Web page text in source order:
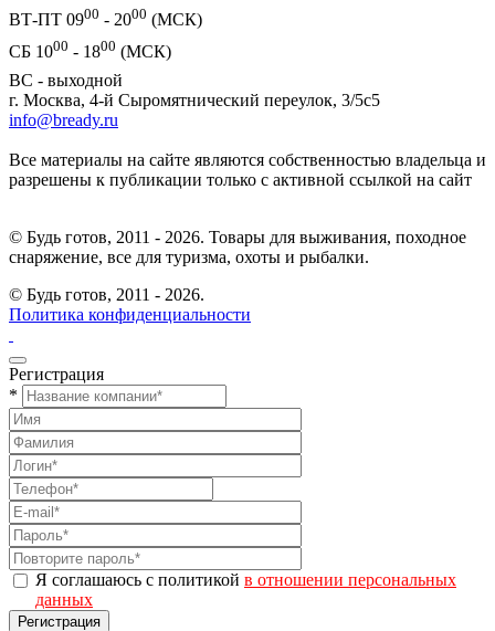
ВТ-ПТ 0900 - 2000 (МСК)
СБ 1000 - 1800 (МСК)
ВС - выходной
г. Москва, 4-й Сыромятнический переулок, 3/5с5
info@bready.ru
Все материалы на сайте являются собственностью владельца и
разрешены к публикации только с активной ссылкой на сайт
© Будь готов, 2011 - 2026. Товары для выживания, походное
снаряжение, все для туризма, охоты и рыбалки.
© Будь готов, 2011 - 2026.
Политика конфиденциальности
Регистрация
*
Я соглашаюсь с политикой в отношении персональных
данных
Регистрация